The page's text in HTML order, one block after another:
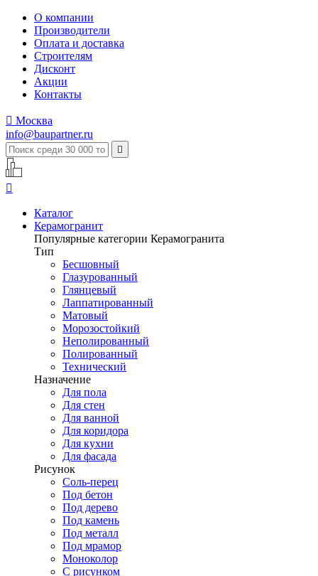
О компании
Производители
Оплата и доставка
Строителям
Дисконт
Акции
Контакты
 Москва
info@baupartner.ru


Каталог
Керамогранит
Популярные категории Керамогранита
Тип
Бесшовный
Глазурованный
Глянцевый
Лаппатированный
Матовый
Морозостойкий
Неполированный
Полированный
Технический
Назначение
Для пола
Для стен
Для ванной
Для коридора
Для кухни
Для фасада
Рисунок
Соль-перец
Под бетон
Под дерево
Под камень
Под металл
Под мрамор
Моноколор
С рисунком